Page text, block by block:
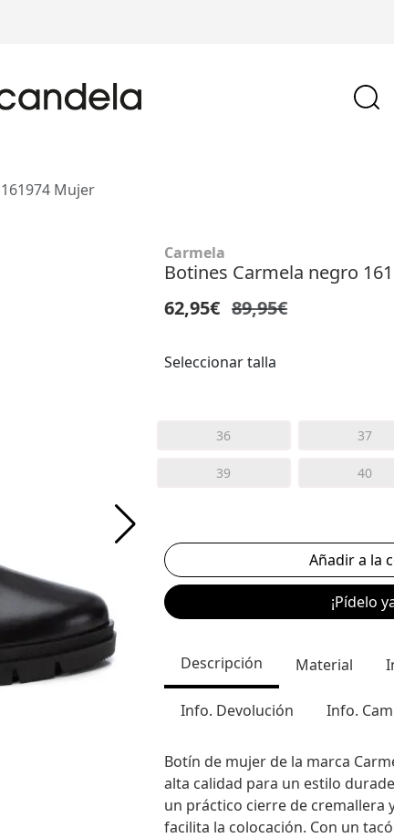
Mujer
Carmela
Botines Carmela negro
62,95€ 89,95€
Seleccionar talla
36 37
39 40
¡Pídelo
Descripción Material
Info. Devolución Info.
Botín de mujer de la marca
alta calidad para un estilo
un práctico cierre de cremallera
facilita la colocación. Con un